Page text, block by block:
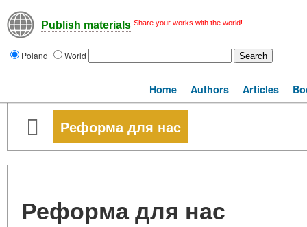
Publish materials Share your works with the world!
Poland World
Home Authors Articles
Реформа для нас
Реформа для нас